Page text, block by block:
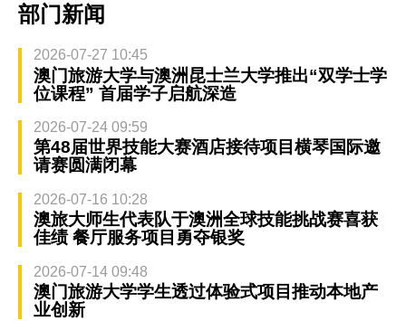
部门新闻
2026-07-27 10:45
澳门旅游大学与澳洲昆士兰大学推出“双学士学
位课程” 首届学子启航深造
2026-07-24 09:59
第48届世界技能大赛酒店接待项目横琴国际邀
请赛圆满闭幕
2026-07-16 10:28
澳旅大师生代表队于澳洲全球技能挑战赛喜获
佳绩 餐厅服务项目勇夺银奖
2026-07-14 09:48
澳门旅游大学学生透过体验式项目推动本地产
业创新